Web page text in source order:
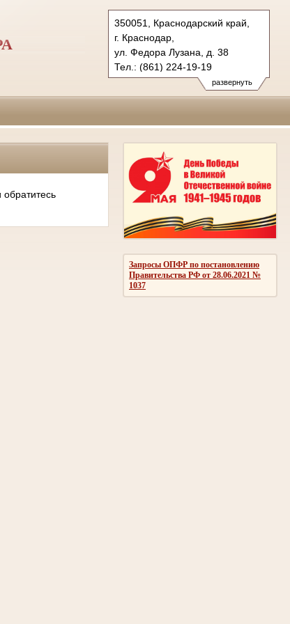
развернуть
350051, Краснодарский край,
г. Краснодар,
ул. Федора Лузана, д. 38
Тел.: (861) 224-19-19
krasnodar-leninsky.krd@sudrf.ru
Запросы ОПФР по постановлению
Правительства РФ от 28.06.2021 №
1037